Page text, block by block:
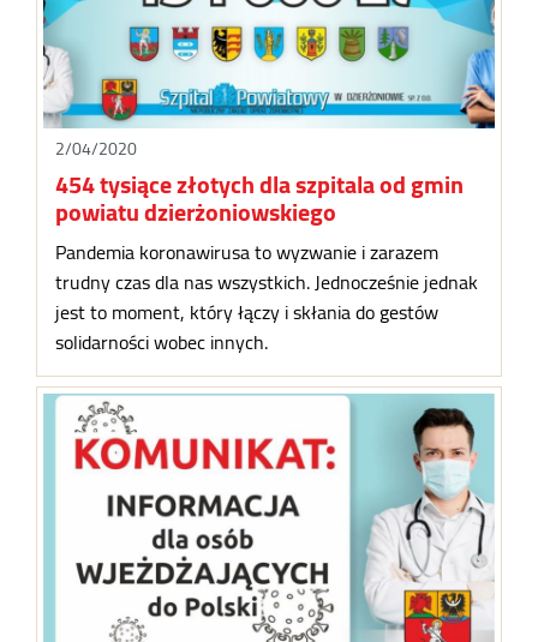
2/04/2020
454 tysiące złotych dla szpitala od gmin
powiatu dzierżoniowskiego
Pandemia koronawirusa to wyzwanie i zarazem
trudny czas dla nas wszystkich. Jednocześnie jednak
jest to moment, który łączy i skłania do gestów
solidarności wobec innych.